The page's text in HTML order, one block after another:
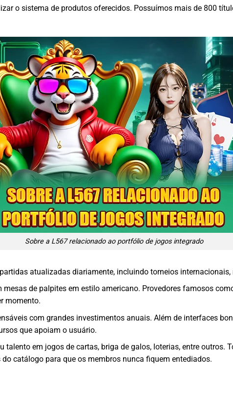
o sistema de produtos oferecidos. Possuímos mais de 800
Sobre a L567 relacionado ao portfólio de jogos integrado
atualizadas diariamente, incluindo torneios
de palpites em estilo americano. Provedores famosos
momento.
com grandes investimentos anuais. Além de interfaces
que apoiam o usuário.
talento em jogos de cartas, briga de galos, loterias, entre outros.
catálogo para que os membros nunca fiquem entediados.